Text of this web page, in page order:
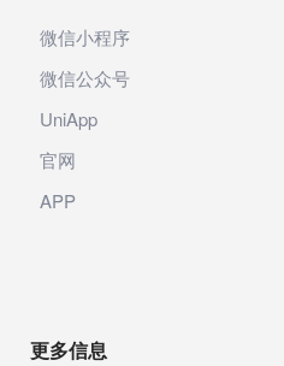
微信小程序
微信公众号
UniApp
官网
APP
更多信息